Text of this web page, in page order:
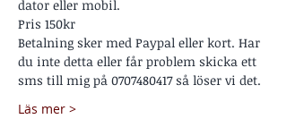
dator eller mobil.
Pris 150kr
Betalning sker med Paypal eller kort. Har
du inte detta eller får problem skicka ett
sms till mig på 0707480417 så löser vi det.
Läs mer >